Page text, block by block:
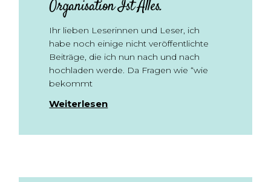
Organisation Ist Alles.
Ihr lieben Leserinnen und Leser, ich
habe noch einige nicht veröffentlichte
Beiträge, die ich nun nach und nach
hochladen werde. Da Fragen wie “wie
bekommt
Weiterlesen